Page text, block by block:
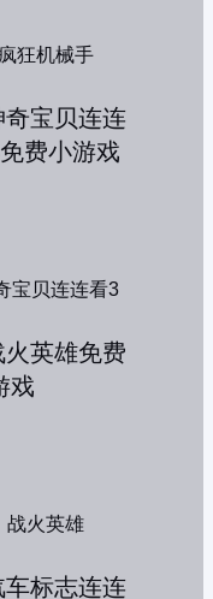
狂机械手
宝贝连连看3
战火英雄